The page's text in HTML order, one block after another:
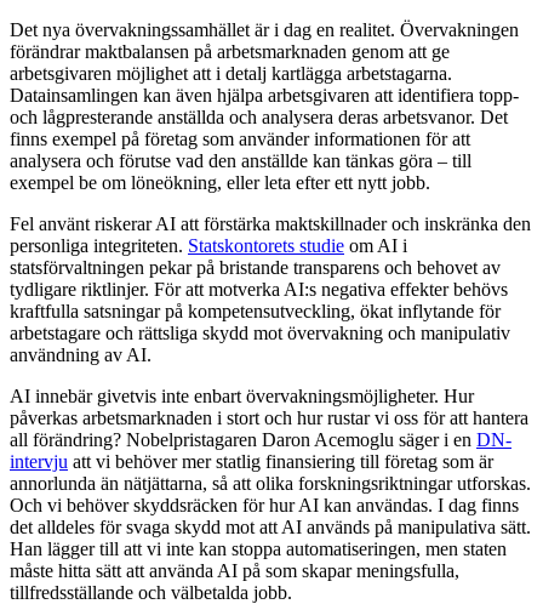
Det nya övervakningssamhället är i dag en realitet. Övervakningen
förändrar maktbalansen på arbetsmarknaden genom att ge
arbetsgivaren möjlighet att i detalj kartlägga arbetstagarna.
Datainsamlingen kan även hjälpa arbetsgivaren att identifiera topp-
och lågpresterande anställda och analysera deras arbetsvanor. Det
finns exempel på företag som använder informationen för att
analysera och förutse vad den anställde kan tänkas göra – till
exempel be om löneökning, eller leta efter ett nytt jobb.
Fel använt riskerar AI att förstärka maktskillnader och inskränka den
personliga integriteten. Statskontorets studie om AI i
statsförvaltningen pekar på bristande transparens och behovet av
tydligare riktlinjer. För att motverka AI:s negativa effekter behövs
kraftfulla satsningar på kompetensutveckling, ökat inflytande för
arbetstagare och rättsliga skydd mot övervakning och manipulativ
användning av AI.
AI innebär givetvis inte enbart övervakningsmöjligheter. Hur
påverkas arbetsmarknaden i stort och hur rustar vi oss för att hantera
all förändring? Nobelpristagaren Daron Acemoglu säger i en DN-
intervju att vi behöver mer statlig finansiering till företag som är
annorlunda än nätjättarna, så att olika forskningsriktningar utforskas.
Och vi behöver skyddsräcken för hur AI kan användas. I dag finns
det alldeles för svaga skydd mot att AI används på manipulativa sätt.
Han lägger till att vi inte kan stoppa automatiseringen, men staten
måste hitta sätt att använda AI på som skapar meningsfulla,
tillfredsställande och välbetalda jobb.